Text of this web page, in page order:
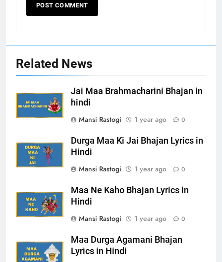
Related News
Jai Maa Brahmacharini Bhajan in
hindi
Mansi Rastogi
1 year ago 0
Durga Maa Ki Jai Bhajan Lyrics in
Hindi
Mansi Rastogi
1 year ago 0
Maa Ne Kaho Bhajan Lyrics in
Hindi
Mansi Rastogi
1 year ago 0
Maa Durga Agamani Bhajan
Lyrics in Hindi